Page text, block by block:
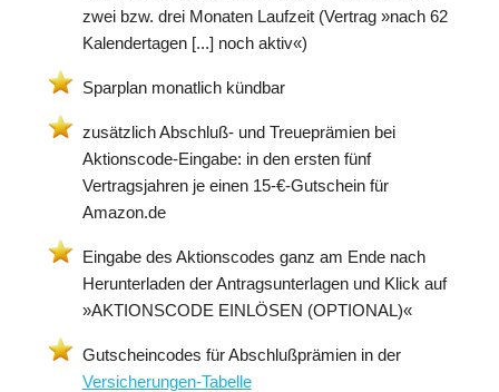
zwei bzw. drei Monaten Laufzeit (Vertrag »nach 62
Kalendertagen [...] noch aktiv«)
Sparplan monatlich kündbar
zusätzlich Abschluß- und Treueprämien bei
Aktionscode-Eingabe: in den ersten fünf
Vertragsjahren je einen 15-€-Gutschein für
Amazon.de
Eingabe des Aktionscodes ganz am Ende nach
Herunterladen der Antragsunterlagen und Klick auf
»AKTIONSCODE EINLÖSEN (OPTIONAL)«
Gutscheincodes für Abschlußprämien in der
Versicherungen-Tabelle